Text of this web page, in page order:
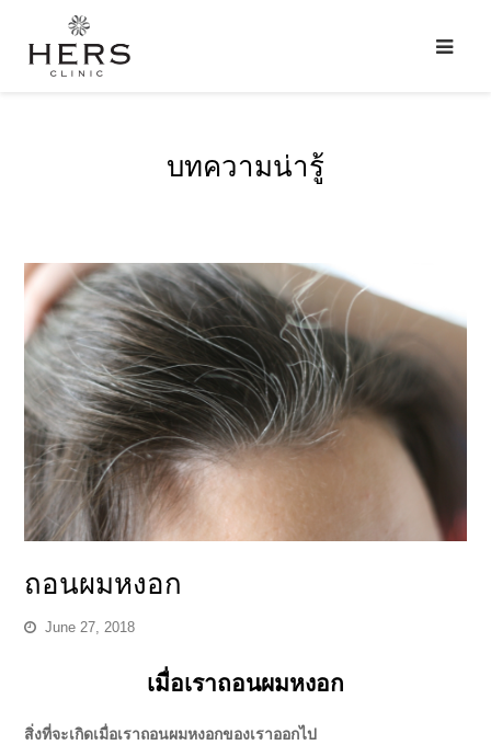
บทความน่ารู้
ถอนผมหงอก
June 27, 2018
เมื่อเราถอนผมหงอก
สิ่งที่จะเกิดเมื่อเราถอนผมหงอกของเราออกไป